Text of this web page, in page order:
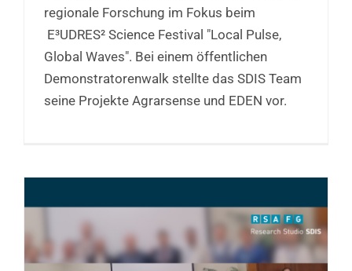
regionale Forschung im Fokus beim
E³UDRES² Science Festival "Local Pulse,
Global Waves". Bei einem öffentlichen
Demonstratorenwalk stellte das SDIS Team
seine Projekte Agrarsense und EDEN vor.